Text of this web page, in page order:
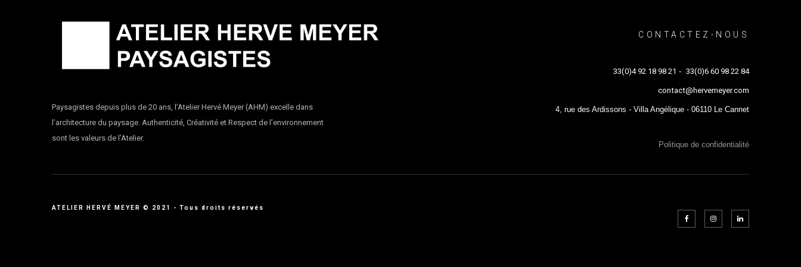
Paysagistes depuis plus de 20 ans, l’Atelier Hervé Meyer (AHM) excelle dans
l’architecture du paysage. Authenticité, Créativité et Respect de l’environnement
sont les valeurs de l’Atelier.
CONTACTEZ-NOUS
33(0)4 92 18 98 21 - 33(0)6 60 98 22 84
contact@hervemeyer.com
4, rue des Ardissons - Villa Angélique - 06110 Le Cannet
Politique de confidentialité
ATELIER HERVÉ MEYER © 2021 - Tous droits réservés